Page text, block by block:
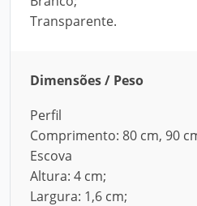
Transparente.
Dimensões / Peso
Perfil
Comprimento: 80 cm, 90
Escova
Altura: 4 cm;
Largura: 1,6 cm;